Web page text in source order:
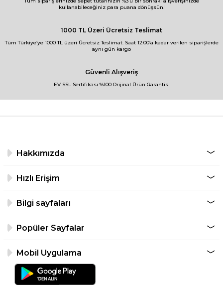
kullanabileceğiniz para puana dönüşsün!
1000 TL Üzeri Ücretsiz Teslimat
Tüm Türkiye’ye 1000 TL üzeri Ücretsiz Teslimat. Saat 12:00’a kadar verilen siparişlerde
aynı gün kargo
Güvenli Alışveriş
EV SSL Sertifikası %100 Orijinal Ürün Garantisi
Hakkımızda
Hızlı Erişim
Bilgi sayfaları
Popüler Sayfalar
Mobil Uygulama